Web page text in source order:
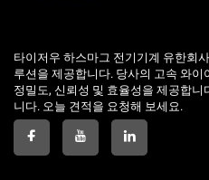
타이저우 하스마그 전기기계 유한회
루션을 제공합니다. 당사의 고속 와이
정밀도, 신뢰성 및 효율성을 제공합
니다. 오늘 견적을 요청해 보세요.